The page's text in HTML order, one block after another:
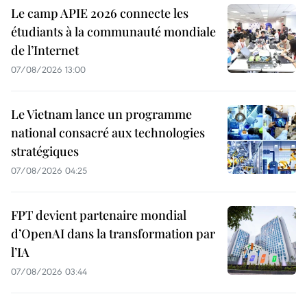
Le camp APIE 2026 connecte les
étudiants à la communauté mondiale
de l’Internet
07/08/2026 13:00
Le Vietnam lance un programme
national consacré aux technologies
stratégiques
07/08/2026 04:25
FPT devient partenaire mondial
d’OpenAI dans la transformation par
l’IA
07/08/2026 03:44